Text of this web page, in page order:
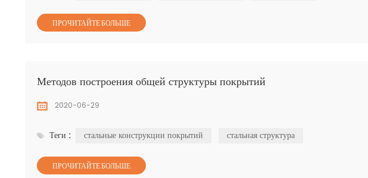
ПРОЧИТАЙТЕ БОЛЬШЕ
Методов построения общей структуры покрытий
2020-06-29
Теги : стальные конструкции покрытий стальная структура
ПРОЧИТАЙТЕ БОЛЬШЕ